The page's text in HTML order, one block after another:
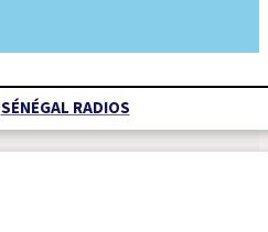
SÉNÉGAL RADIOS